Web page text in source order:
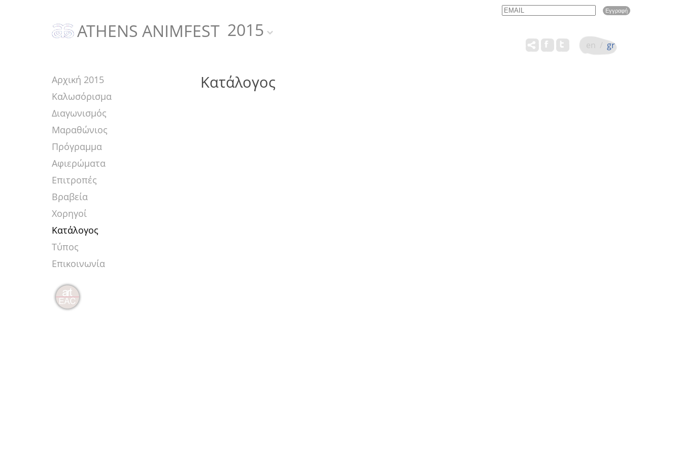
Email Name
ATHENS ANIMFEST 2015
en / gr
Αρχική 2015
Καλωσόρισμα
Διαγωνισμός
Μαραθώνιος
Πρόγραμμα
Αφιερώματα
Επιτροπές
Βραβεία
Χορηγοί
Κατάλογος
Τύπος
Επικοινωνία
Κατάλογος